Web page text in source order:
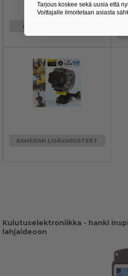
AKTIIVISUUSMITTARIT
KAMERAN LISÄVARUSTEET
Kulutuselektroniikka - hanki
lahjaideoon
Tarjous koskee sekä uusia että
Voittajalle ilmoitetaan asiasta